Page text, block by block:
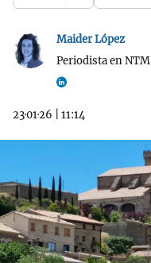
Maider López
Periodista en NTM
23·01·26 11:14